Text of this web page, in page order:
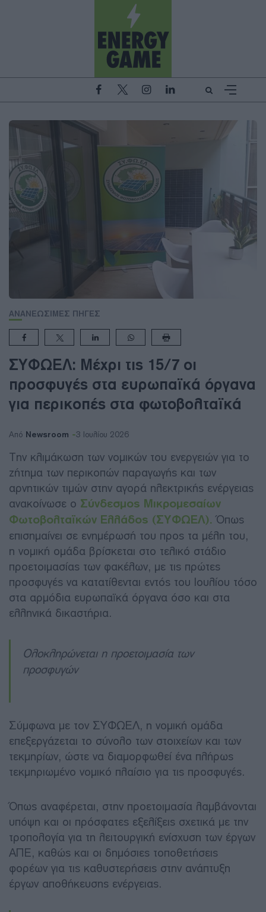
ΑΝΑΝΕΩΣΙΜΕΣ ΠΗΓΕΣ
ΣΥΦΩΕΛ: Μέχρι τις 15/7 οι
προσφυγές στα ευρωπαϊκά όργανα
για περικοπές στα φωτοβολταϊκά
Από Newsroom 3 Ιουλίου 2026
Την κλιμάκωση των νομικών του ενεργειών για το
ζήτημα των περικοπών παραγωγής και των
αρνητικών τιμών στην αγορά ηλεκτρικής ενέργειας
ανακοίνωσε ο Σύνδεσμος Μικρομεσαίων
Φωτοβολταϊκών Ελλάδος (ΣΥΦΩΕΛ). Όπως
επισημαίνει σε ενημέρωσή του προς τα μέλη του,
η νομική ομάδα βρίσκεται στο τελικό στάδιο
προετοιμασίας των φακέλων, με τις πρώτες
προσφυγές να κατατίθενται εντός του Ιουλίου τόσο
στα αρμόδια ευρωπαϊκά όργανα όσο και στα
ελληνικά δικαστήρια.
Ολοκληρώνεται η προετοιμασία των
προσφυγών
Σύμφωνα με τον ΣΥΦΩΕΛ, η νομική ομάδα
επεξεργάζεται το σύνολο των στοιχείων και των
τεκμηρίων, ώστε να διαμορφωθεί ένα πλήρως
τεκμηριωμένο νομικό πλαίσιο για τις προσφυγές.
Όπως αναφέρεται, στην προετοιμασία λαμβάνονται
υπόψη και οι πρόσφατες εξελίξεις σχετικά με την
τροπολογία για τη λειτουργική ενίσχυση των έργων
ΑΠΕ, καθώς και οι δημόσιες τοποθετήσεις
φορέων για τις καθυστερήσεις στην ανάπτυξη
έργων αποθήκευσης ενέργειας.